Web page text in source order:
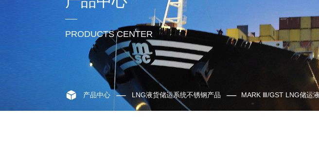
最新动态
多媒体
PRODUCTS CENTER
产品中心 — LNG液货储运系统不锈钢产品 — MARK Ⅲ/GST LNG储运